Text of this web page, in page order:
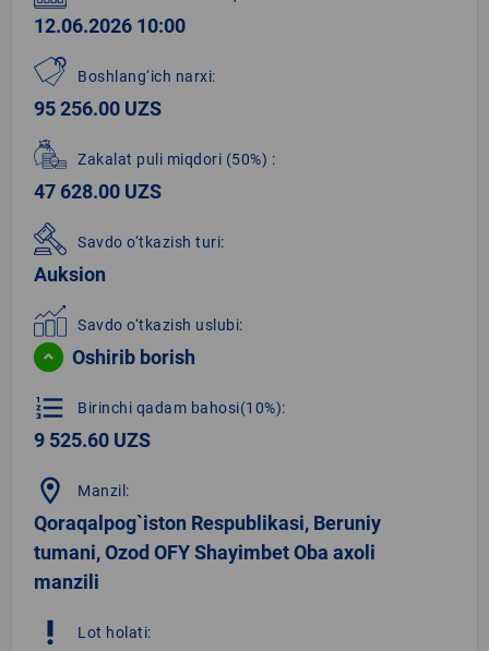
12.06.2026 10:00
Boshlang‘ich narxi:
95 256.00 UZS
Zakalat puli miqdori (50%) :
47 628.00 UZS
Savdo o‘tkazish turi:
Auksion
Savdo o‘tkazish uslubi:
Oshirib borish
format_list_numbered Birinchi qadam bahosi(10%):
9 525.60 UZS
location_on Manzil:
Qoraqalpog`iston Respublikasi, Beruniy
tumani, Ozod OFY Shayimbet Oba axoli
manzili
priority_high Lot holati: